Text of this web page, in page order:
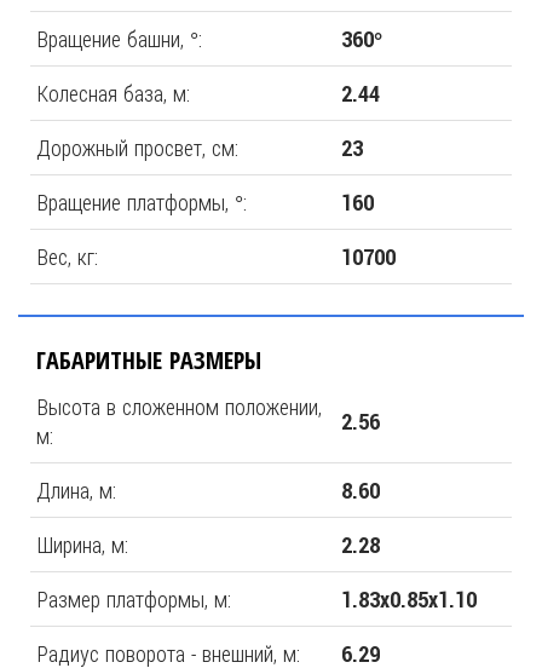
Вращение башни, °: 360°
Колесная база, м: 2.44
Дорожный просвет, см: 23
Вращение платформы, °: 160
Вес, кг: 10700
ГАБАРИТНЫЕ РАЗМЕРЫ
Высота в сложенном положении,
м:
2.56
Длина, м: 8.60
Ширина, м: 2.28
Размер платформы, м: 1.83х0.85х1.10
Радиус поворота - внешний, м: 6.29